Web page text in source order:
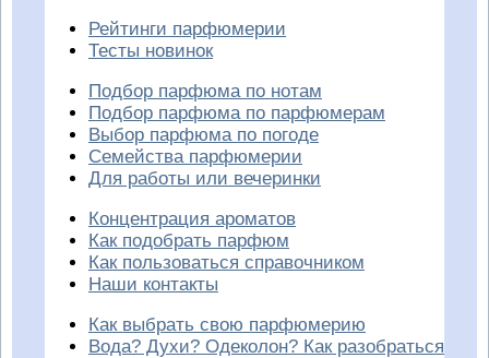
Рейтинги парфюмерии
Тесты новинок
Подбор парфюма по нотам
Подбор парфюма по парфюмерам
Выбор парфюма по погоде
Семейства парфюмерии
Для работы или вечеринки
Концентрация ароматов
Как подобрать парфюм
Как пользоваться справочником
Наши контакты
Как выбрать свою парфюмерию
Вода? Духи? Одеколон? Как разобраться